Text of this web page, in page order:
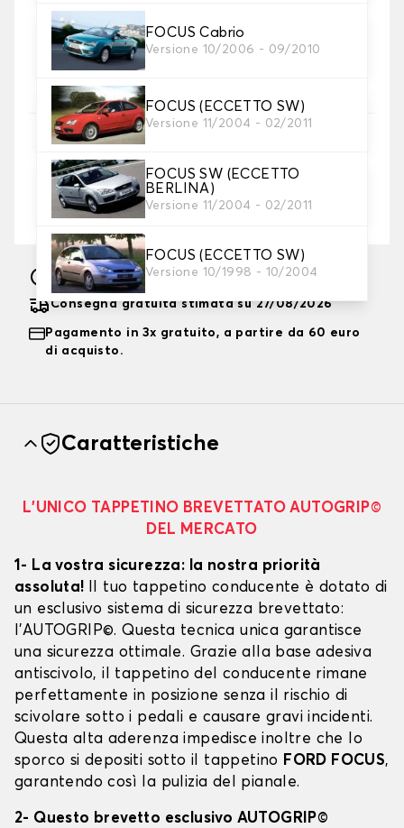
FOCUS Cabrio
Versione 10/2006 - 09/2010
FOCUS (ECCETTO SW)
Versione 11/2004 - 02/2011
FOCUS SW (ECCETTO
BERLINA)
Versione 11/2004 - 02/2011
FOCUS (ECCETTO SW)
Versione 10/1998 - 10/2004
8. Tallone di rinforzo Raccomandato
Aggiungete un cuscinetto di rinforzo per il tallone al
tappetino del conducente per ottenere la massima
9. Ricamo
Personalizza il tappetino con testo e/o icona
Aggiungere testo e logo +8,00 €
Fabbricazione sotto 10 giorni lavorativi
Consegna gratuita stimata su 27/08/2026
Pagamento in 3x gratuito, a partire da 60 euro
di acquisto.
Caratteristiche
L’UNICO TAPPETINO BREVETTATO AUTOGRIP©
DEL MERCATO
1- La vostra sicurezza: la nostra priorità
assoluta! Il tuo tappetino conducente è dotato di
un esclusivo sistema di sicurezza brevettato:
l’AUTOGRIP©. Questa tecnica unica garantisce
una sicurezza ottimale. Grazie alla base adesiva
antiscivolo, il tappetino del conducente rimane
perfettamente in posizione senza il rischio di
scivolare sotto i pedali e causare gravi incidenti.
Questa alta aderenza impedisce inoltre che lo
sporco si depositi sotto il tappetino FORD FOCUS,
garantendo così la pulizia del pianale.
2- Questo brevetto esclusivo AUTOGRIP©